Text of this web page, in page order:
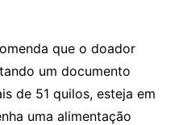
que o doador
um documento
de 51 quilos, esteja em
uma alimentação